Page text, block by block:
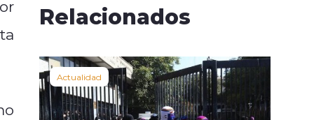
Relacionados
Actualidad